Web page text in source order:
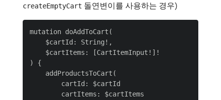
createEmptyCart 돌연변이를 사용하는 경우)
mutation doAddToCart(
    $cartId: String!,
    $cartItems: [CartItemInput!]!
) {
    addProductsToCart(
        cartId: $cartId
        cartItems: $cartItems